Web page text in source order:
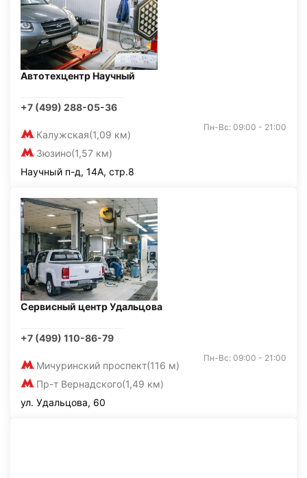
Автотехцентр Научный
+7 (499) 288-05-36
Калужская(1,09 км)
Зюзино(1,57 км)
Пн-Вс: 09:00 - 21:00
Научный п-д, 14А, стр.8
Сервисный центр Удальцова
+7 (499) 110-86-79
Мичуринский проспект(116 м)
Пр-т Вернадского(1,49 км)
Пн-Вс: 09:00 - 21:00
ул. Удальцова, 60